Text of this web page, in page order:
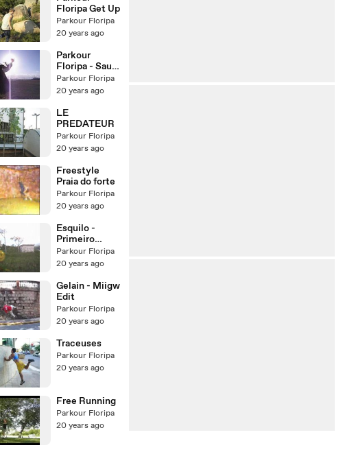
Floripa Get Up
Parkour Floripa
20 years ago
Parkour
Floripa - Saut
D'Ecosport
Parkour Floripa
20 years ago
LE
PREDATEUR
Parkour Floripa
20 years ago
Freestyle
Praia do forte
Parkour Floripa
20 years ago
Esquilo -
Primeiro
video
sozinho:D
Parkour Floripa
20 years ago
Gelain - Miigw
Edit
Parkour Floripa
20 years ago
Traceuses
Parkour Floripa
20 years ago
Free Running
Parkour Floripa
20 years ago